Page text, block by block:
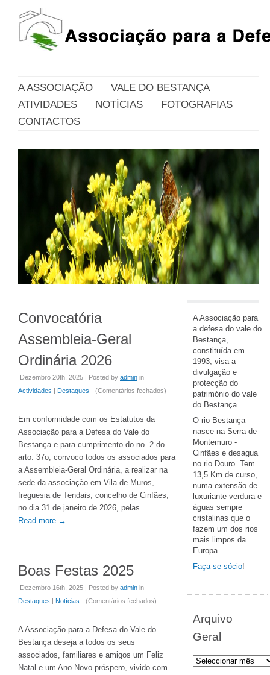
A ASSOCIAÇÃO
VALE DO BESTANÇA
ATIVIDADES
NOTÍCIAS
FOTOGRAFIAS
CONTACTOS
Convocatória
Assembleia-Geral
Ordinária 2026
Dezembro 20th, 2025 | Posted by admin in
Actividades | Destaques - (Comentários fechadosem
Convocatória
)
Em conformidade com os Estatutos da
Associação para a Defesa do Vale do
Bestança e para cumprimento do no. 2 do
arto. 37o, convoco todos os associados para
a Assembleia-Geral Ordinária, a realizar na
sede da associação em Vila de Muros,
freguesia de Tendais, concelho de Cinfães,
no dia 31 de janeiro de 2026, pelas …
Read more →
Boas Festas 2025
Dezembro 16th, 2025 | Posted by admin in
Destaques | Notícias - (Comentários fechadosem
)
A Associação para a Defesa do Vale do
Bestança deseja a todos os seus
associados, familiares e amigos um Feliz
Natal e um Ano Novo próspero, vivido com
A Associação para
a defesa do vale do
Bestança,
constituída em
1993, visa a
divulgação e
protecção do
património do vale
do Bestança.
O rio Bestança
nasce na Serra de
Montemuro -
Cinfães e desagua
no rio Douro. Tem
13,5 Km de curso,
numa extensão de
luxuriante verdura e
àguas sempre
cristalinas que o
fazem um dos rios
mais limpos da
Europa.
Faça-se sócio!
Arquivo
Geral
Arquivo